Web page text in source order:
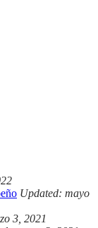
Updated: mayo
3, 2021